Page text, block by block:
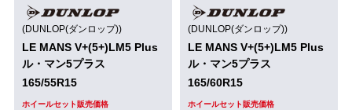
(DUNLOP(ダンロップ))
LE MANS V+(5+)LM5 Plus
ル・マン5プラス
165/55R15
ホイールセット販売価格
(DUNLOP(ダンロップ))
LE MANS V+(5+)LM5 Plus
ル・マン5プラス
165/60R15
ホイールセット販売価格